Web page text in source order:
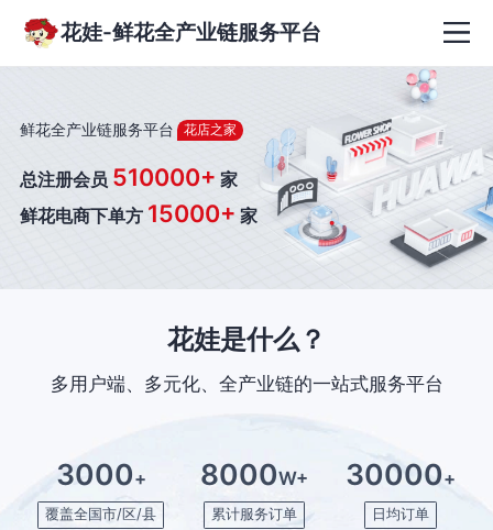
花娃-鲜花全产业链服务平台
鲜花全产业链服务平台 花店之家
总注册会员 510000+ 家
鲜花电商下单方 15000+ 家
花娃是什么？
多用户端、多元化、全产业链的一站式服务平台
3000+
覆盖全国市/区/县
8000W+
累计服务订单
30000+
日均订单